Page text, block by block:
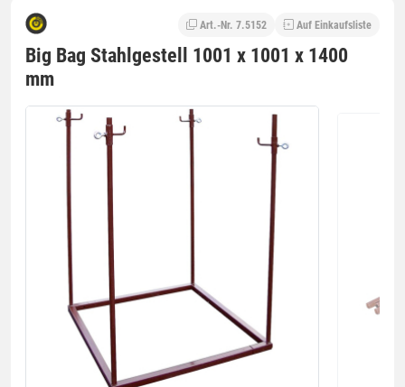
Art.-Nr. 7.5152 Auf Einkaufsliste
Big Bag Stahlgestell 1001 x 1001 x 1400
mm